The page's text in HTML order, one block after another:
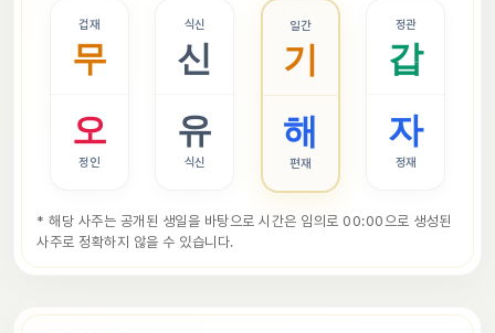
정관
갑
자
정재
일간
기
해
편재
식신
신
유
식신
겁재
무
오
정인
* 해당 사주는 공개된 생일을 바탕으로 시간은 임의로 00:00으로 생성된
사주로 정확하지 않을 수 있습니다.